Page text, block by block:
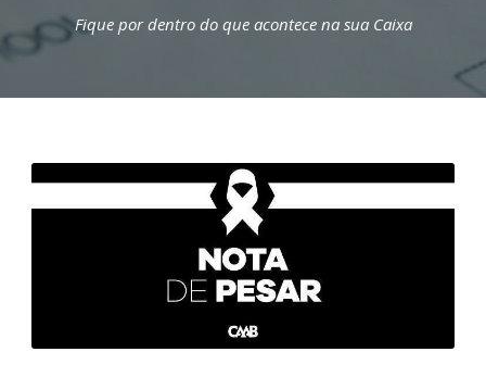
Fique por dentro do que acontece na sua Caixa